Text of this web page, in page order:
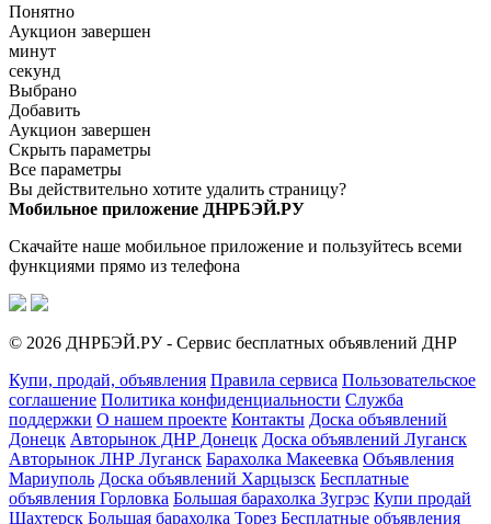
Понятно
Аукцион завершен
минут
секунд
Выбрано
Добавить
Аукцион завершен
Скрыть параметры
Все параметры
Вы действительно хотите удалить страницу?
Мобильное приложение ДНРБЭЙ.РУ
Скачайте наше мобильное приложение и пользуйтесь всеми
функциями прямо из телефона
© 2026 ДНРБЭЙ.РУ - Сервис бесплатных объявлений ДНР
Купи, продай, объявления Правила сервиса Пользовательское
соглашение Политика конфиденциальности Служба
поддержки О нашем проекте Контакты Доска объявлений
Донецк Авторынок ДНР Донецк Доска объявлений Луганск
Авторынок ЛНР Луганск Барахолка Макеевка Объявления
Мариуполь Доска объявлений Харцызск Бесплатные
объявления Горловка Большая барахолка Зугрэс Купи продай
Шахтерск Большая барахолка Торез Бесплатные объявления